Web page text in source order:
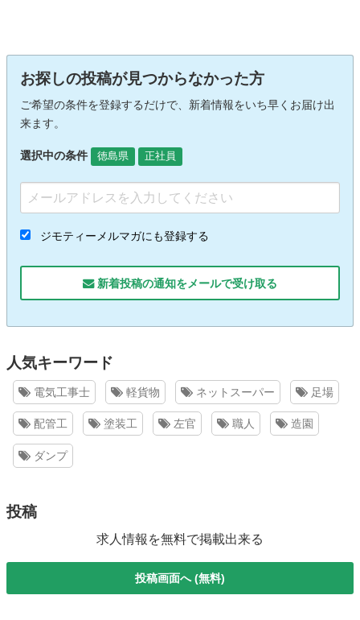
お探しの投稿が見つからなかった方
ご希望の条件を登録するだけで、新着情報をいち早くお届け出
来ます。
選択中の条件 徳島県 正社員
ジモティーメルマガにも登録する
新着投稿の通知をメールで受け取る
人気キーワード
電気工事士 軽貨物 ネットスーパー 足場
配管工 塗装工 左官 職人 造園
ダンプ
投稿
求人情報を無料で掲載出来る
投稿画面へ (無料)